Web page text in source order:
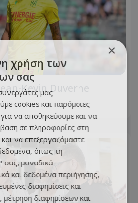
Kevin Duverne
×
χρήση των
σας
μας
cookies και παρόμοιες
να αποθηκεύουμε και να
σε πληροφορίες στη
να επεξεργαζόμαστε
όπως τη
σας, μοναδικά
και δεδομένα περιήγησης,
διαφημίσεις και
μέτρηση διαφημίσεων και